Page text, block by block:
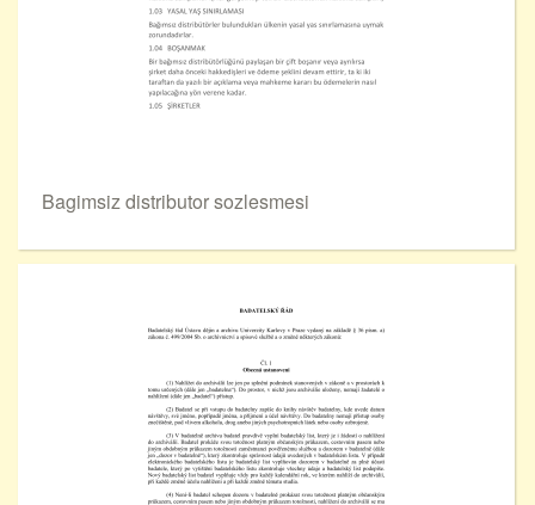
Bagimsiz distributor sozlesmesi